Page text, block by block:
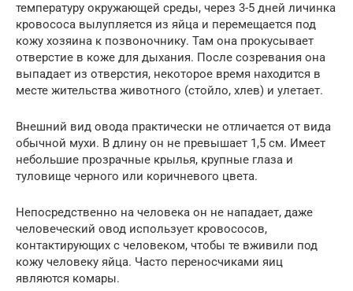
температуру окружающей среды, через 3-5 дней личинка
кровососа вылупляется из яйца и перемещается под
кожу хозяина к позвоночнику. Там она прокусывает
отверстие в коже для дыхания. После созревания она
выпадает из отверстия, некоторое время находится в
месте жительства животного (стойло, хлев) и улетает.
Внешний вид овода практически не отличается от вида
обычной мухи. В длину он не превышает 1,5 см. Имеет
небольшие прозрачные крылья, крупные глаза и
туловище черного или коричневого цвета.
Непосредственно на человека он не нападает, даже
человеческий овод использует кровососов,
контактирующих с человеком, чтобы те вживили под
кожу человеку яйца. Часто переносчиками яиц
являются комары.